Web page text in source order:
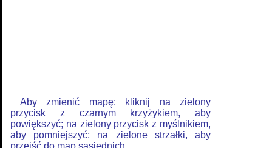
Aby zmienić mapę: kliknij na zielony
przycisk z czarnym krzyżykiem, aby
powiększyć; na zielony przycisk z myślnikiem,
aby pomniejszyć; na zielone strzałki, aby
przejść do map sąsiednich.